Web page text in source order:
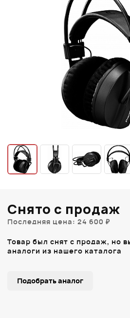
Снято с продаж
Последняя цена: 24 600 ₽
Товар был снят с продаж, но
аналоги из нашего каталога
Подобрать аналог